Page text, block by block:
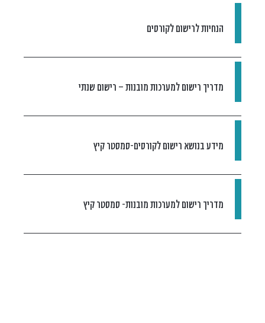
הנחיות לרישום לקורסים
מדריך רישום למערכות מובנות – רישום שנתי
מידע בנושא רישום לקורסים-סמסטר קיץ
מדריך רישום למערכות מובנות- סמסטר קיץ